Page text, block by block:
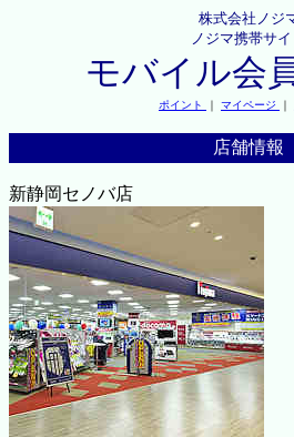
株式会社ノジ
ノジマ携帯サイ
モバイル会
ポイント ｜ マイページ ｜
店舗情報
新静岡セノバ店